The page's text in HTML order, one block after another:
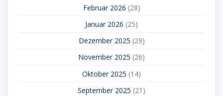
Februar 2026 (28)
Januar 2026 (25)
Dezember 2025 (29)
November 2025 (26)
Oktober 2025 (14)
September 2025 (21)